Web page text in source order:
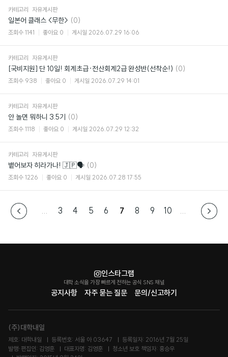
카테고리 자유게시판
일본어 클래스 <무한> 댓
글
(0)
조회수 1141 좋아요 0 게시일 2026.07.29 16:06
카테고리 자유게시판
[국비지원] 단 10일! 회계초급·전산회계2급 완성반(선착순!) 댓
(0)
조회수 938 좋아요 0 게시일 2026.07.29 14:01
카테고리 자유게시판
안 놀면 뭐하니 3.5기 댓
글
(0)
조회수 1118 좋아요 0 게시일 2026.07.29 12:32
카테고리 자유게시판
뱉어보자 히라가나! 🇯🇵🗣️ 댓
글
(0)
조회수 1226 좋아요 0 게시일 2026.07.28 17:55
... 3 4 5 6 7 8 9 10 ...
공지사항 자주 묻는 질문 문의/신고하기
인스타그램
대학 소식을 가장 빠르게 전하는 공식 SNS 채널
(주)대학내일
제호: 대학내일 등록번호: 서울 아 03647
등록일자: 2016년 7월 25일
발행·편집인: 김영훈
대표자명: 김영훈
청소년 보호 책임자: 홍승우